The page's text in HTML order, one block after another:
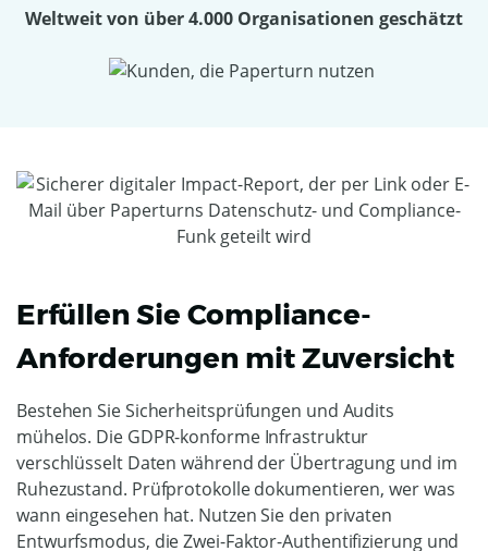
Weltweit von über 4.000 Organisationen geschätzt
Erfüllen Sie Compliance-
Anforderungen mit Zuversicht
Bestehen Sie Sicherheitsprüfungen und Audits
mühelos. Die GDPR-konforme Infrastruktur
verschlüsselt Daten während der Übertragung und im
Ruhezustand. Prüfprotokolle dokumentieren, wer was
wann eingesehen hat. Nutzen Sie den privaten
Entwurfsmodus, die Zwei-Faktor-Authentifizierung und